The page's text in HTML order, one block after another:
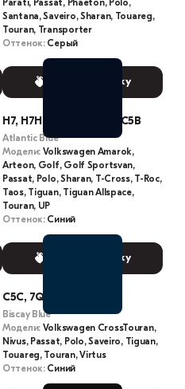
Parati, Passat, Phaeton, Polo,
Santana, Saveiro, Sharan, Touareg,
Touran, Transporter
Оттенок: Серый
Выбрать краску
H7, H7H7, C5B, LC5B, L-C5B
Atlantic Blue
Модели: Volkswagen Amarok,
Arteon, Golf, Golf Sportsvan,
Passat, Polo, Sharan, T-Cross, T-Roc,
Taos, Tiguan, Tiguan Allspace,
Touran, UP
Оттенок: Синий
Выбрать краску
C5C, 7Q, 7Q7Q, LC5C
Biscay Blue
Модели: Volkswagen CrossTouran,
Nivus, Passat, Polo, Saveiro, Tiguan,
Touareg, Touran, Virtus
Оттенок: Синий